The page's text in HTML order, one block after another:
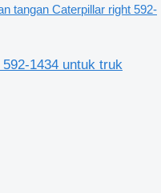
tangan Caterpillar right 592-
1434 untuk truk